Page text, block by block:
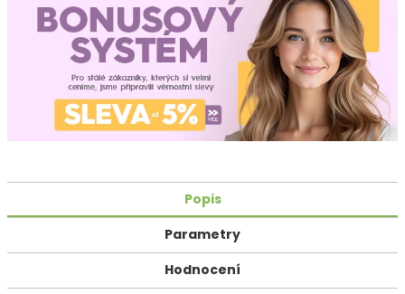
Popis
Parametry
Hodnocení